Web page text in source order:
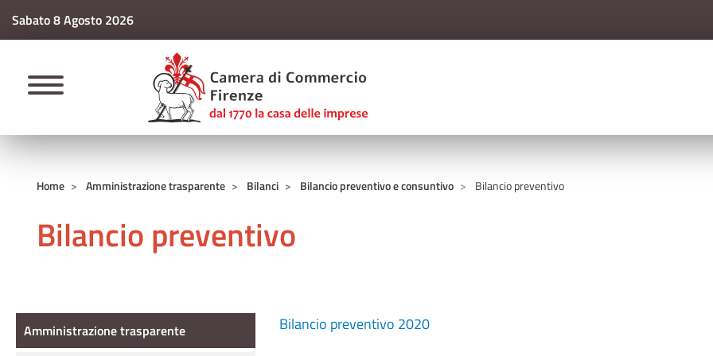
Sabato 8 Agosto 2026
CAMERE DI COMMERCIO D'ITALIA
Home Amministrazione trasparente Bilanci Bilancio preventivo e consuntivo Bilancio preventivo
Bilancio preventivo
Bilancio preventivo 2020
Amministrazione Trasparente
Amministrazione trasparente